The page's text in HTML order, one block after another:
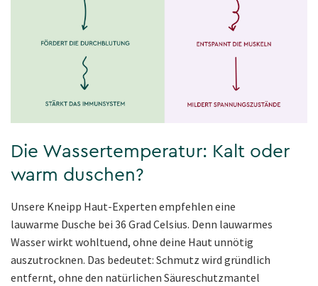
Die Wassertemperatur: Kalt oder
warm duschen?
Unsere Kneipp Haut-Experten empfehlen eine
lauwarme Dusche bei 36 Grad Celsius. Denn lauwarmes
Wasser wirkt wohltuend, ohne deine Haut unnötig
auszutrocknen. Das bedeutet: Schmutz wird gründlich
entfernt, ohne den natürlichen Säureschutzmantel